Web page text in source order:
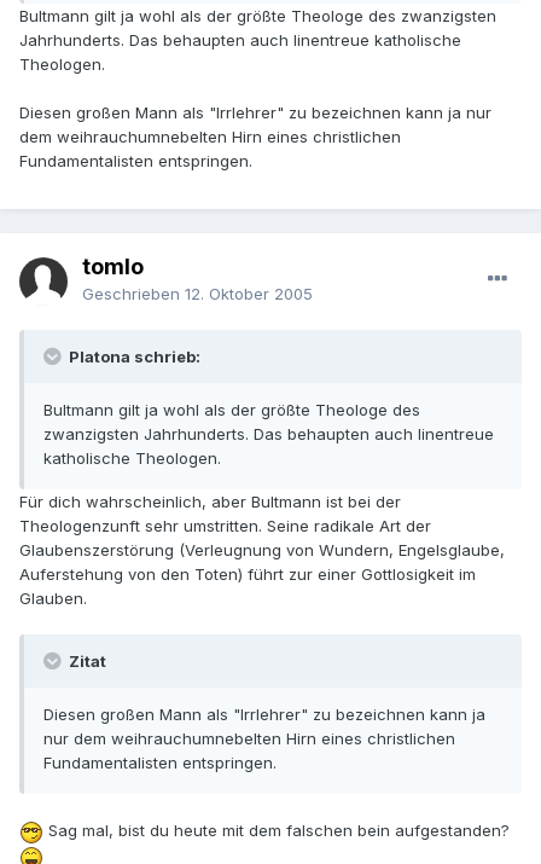
Bultmann gilt ja wohl als der größte Theologe des zwanzigsten
Jahrhunderts. Das behaupten auch linentreue katholische
Theologen.
Diesen großen Mann als "Irrlehrer" zu bezeichnen kann ja nur
dem weihrauchumnebelten Hirn eines christlichen
Fundamentalisten entspringen.
tomlo
Geschrieben 12. Oktober 2005
Platona schrieb:
Bultmann gilt ja wohl als der größte Theologe des
zwanzigsten Jahrhunderts. Das behaupten auch linentreue
katholische Theologen.
Für dich wahrscheinlich, aber Bultmann ist bei der
Theologenzunft sehr umstritten. Seine radikale Art der
Glaubenszerstörung (Verleugnung von Wundern, Engelsglaube,
Auferstehung von den Toten) führt zur einer Gottlosigkeit im
Glauben.
Zitat
Diesen großen Mann als "Irrlehrer" zu bezeichnen kann ja
nur dem weihrauchumnebelten Hirn eines christlichen
Fundamentalisten entspringen.
Sag mal, bist du heute mit dem falschen bein aufgestanden?